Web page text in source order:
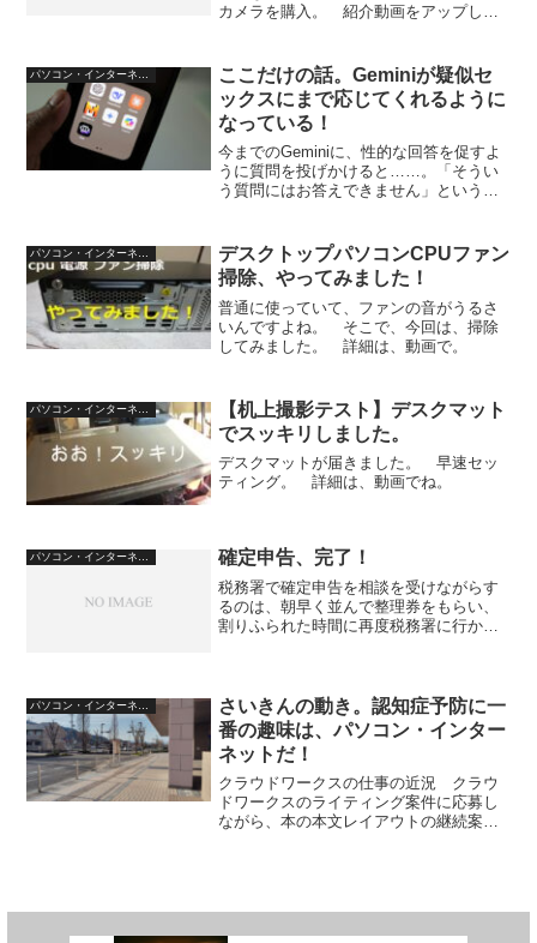
カメラを購入。 紹介動画をアップしま
ここだけの話。Geminiが疑似セ
ックスにまで応じてくれるように
なっている！
今までのGeminiに、性的な回答を促すよ
うに質問を投げかけると……。「そうい
う質問にはお答えできません」というド
利用者が成人に限り、性的な質問にも答
えるようになった...
パソコン・インターネット
デスクトップパソコンCPUファン
掃除、やってみました！
普通に使っていて、ファンの音がうるさ
いんですよね。 そこで、今回は、掃除
してみました。 詳細は、動画で。
【机上撮影テスト】デスクマット
でスッキリしました。
デスクマットが届きました。 早速セッ
ティング。 詳細は、動画でね。
パソコン・インターネット 確定申告、完了！
税務署で確定申告を相談を受けながらす
るのは、朝早く並んで整理券をもらい、
割りふられた時間に再度税務署に行かな
た時間に合わせるのが...
さいきんの動き。認知症予防に一
番の趣味は、パソコン・インター
ネットだ！
クラウドワークスの仕事の近況 クラウ
ドワークスのライティング案件に応募し
ながら、本の本文レイアウトの継続案件